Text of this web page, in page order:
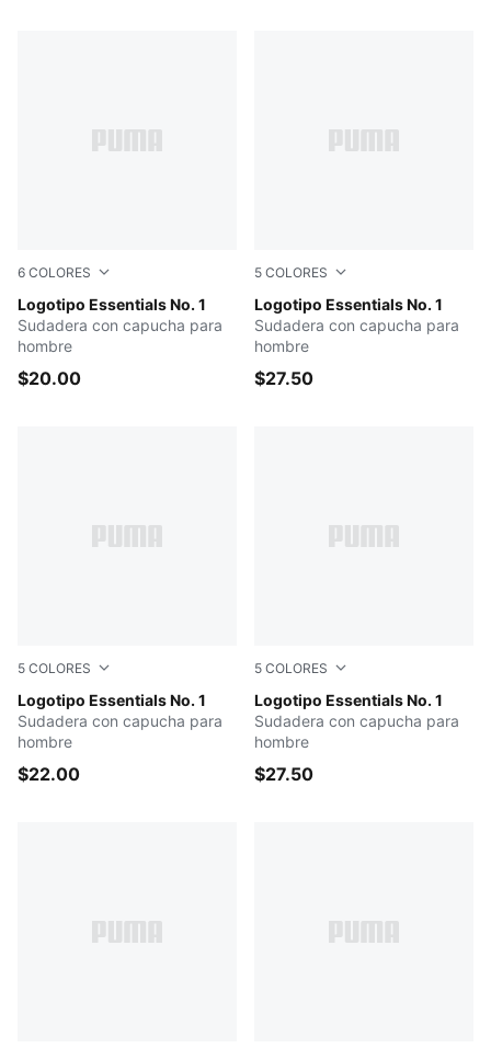
6 COLORES
Logotipo Essentials No. 1
ICE COFFEE
Sudadera con capucha para
hombre
$20.00
5 COLORES
Logotipo Essentials No. 1
Medium Gray Heather
Sudadera con capucha para
hombre
$27.50
5 COLORES
Logotipo Essentials No. 1
PUMA WHITE
Sudadera con capucha para
hombre
$22.00
5 COLORES
Logotipo Essentials No. 1
PUMA BLACK
Sudadera con capucha para
hombre
$27.50